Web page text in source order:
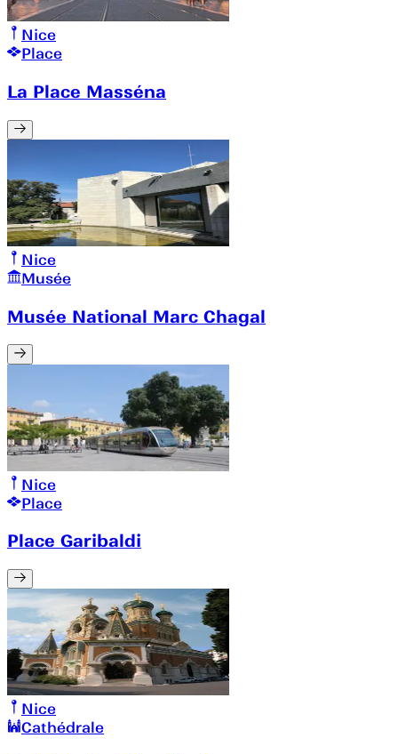
Nice
Place
La Place Masséna
Nice
Musée
Musée National Marc Chagal
Nice
Place
Place Garibaldi
Nice
Cathédrale